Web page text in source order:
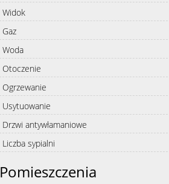
Widok
Gaz
Woda
Otoczenie
Ogrzewanie
Usytuowanie
Drzwi antywłamaniowe
Liczba sypialni
Pomieszczenia